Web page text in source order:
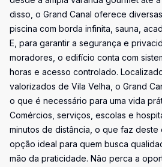
disso, o Grand Canal oferece
piscina com borda infinita, sauna,
E, para garantir a segurança e
moradores, o edifício conta com
horas e acesso controlado.
valorizados de Vila Velha, o Grand
o que é necessário para uma vida
Comércios, serviços, escolas e
minutos de distância, o que faz deste
opção ideal para quem busca
mão da praticidade. Não perca a